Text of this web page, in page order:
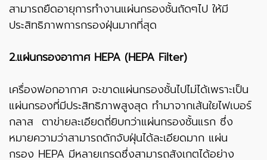
สามารถยืดอายุการทำงานแผ่นกรองชั้นถัดๆไป ให้มี
ประสิทธิภาพการกรองฝุ่นมากที่สุด
2.แผ่นกรองอากาศ HEPA (HEPA Filter)
เครื่องฟอกอากาศ จะขาดแผ่นกรองชั้นไปไม่ได้เพราะเป็น
แผ่นกรองที่มีประสิทธิภาพสูงสุด ทำมาจากเส้นใยไฟเบอร์
กลาส ตาข่ายละเอียดถี่ยิบกว่าแผ่นกรองชั้นแรก ซึ่ง
หมายความว่าสามารถดักจับฝุ่นได้ละเอียดมาก แผ่น
กรอง HEPA มีหลายเกรดซึ่งสามารถสังเกตได้อย่าง